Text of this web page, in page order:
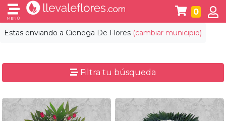
Estas enviando a Cienega De Flores (cambiar municipio)
MENÚ
0
Filtra tu búsqueda